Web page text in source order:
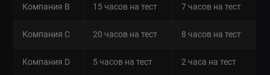
Компания B 15 часов на тест 7 часов на тест
Компания C 20 часов на тест 8 часов на тест
Компания D 5 часов на тест 2 часа на тест